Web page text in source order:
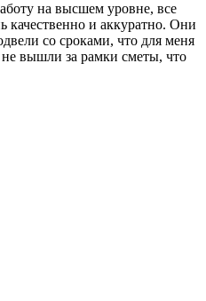
на высшем уровне, все
и аккуратно. Они
со сроками, что для меня
вышли за рамки сметы, что